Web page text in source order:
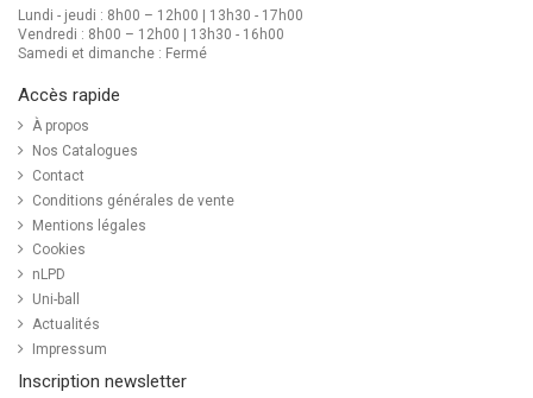
Lundi - jeudi : 8h00 – 12h00 | 13h30 - 17h00
Vendredi : 8h00 – 12h00 | 13h30 - 16h00
Samedi et dimanche : Fermé
Accès rapide
À propos
Nos Catalogues
Contact
Conditions générales de vente
Mentions légales
Cookies
nLPD
Uni-ball
Actualités
Impressum
Inscription newsletter